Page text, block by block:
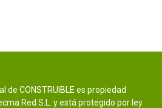
CONSTRUIBLE es propiedad
Red S.L. y está protegido por ley.